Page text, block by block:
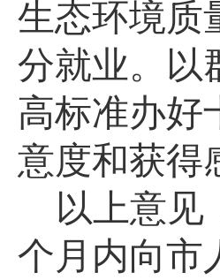
生态环境质
分就业。以
高标准办好
意度和获得
以上意见
个月内向市